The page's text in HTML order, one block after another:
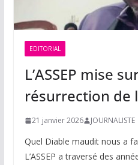
EDITORIAL
L’ASSEP mise
résurrection de
21 janvier 2026 JOURNALISTE
Quel Diable maudit nous a
L’ASSEP a traversé des